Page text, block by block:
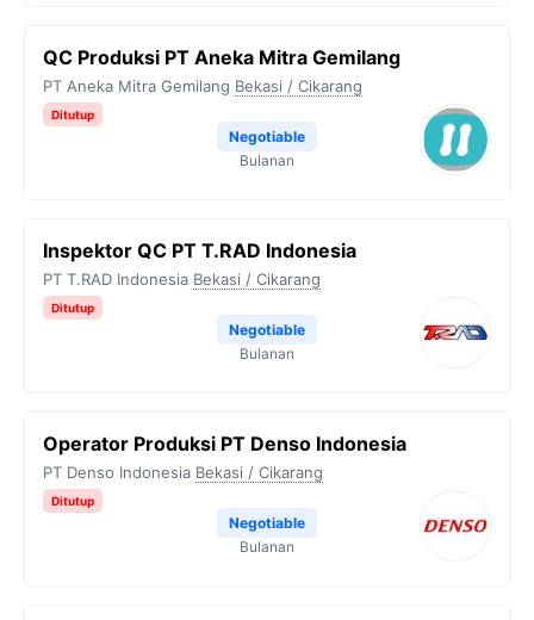
QC Produksi PT Aneka Mitra Gemilang
PT Aneka Mitra Gemilang Bekasi / Cikarang
Ditutup
Negotiable
Bulanan
Inspektor QC PT T.RAD Indonesia
PT T.RAD Indonesia Bekasi / Cikarang
Ditutup
Negotiable
Bulanan
Operator Produksi PT Denso Indonesia
PT Denso Indonesia Bekasi / Cikarang
Ditutup
Negotiable
Bulanan